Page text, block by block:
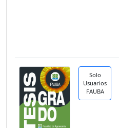
Solo
Usuarios
FAUBA